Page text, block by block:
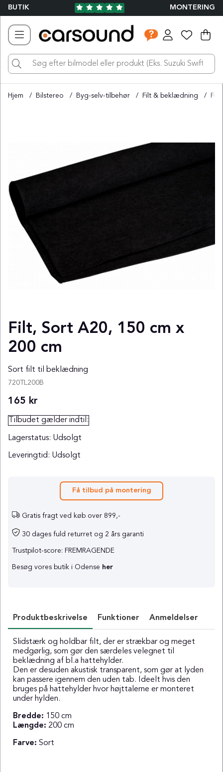
BUTIK MONTERING
.
Hjem Bilstereo Byg-selv-tilbehør Filt & beklædning
Filt, Sort A20, 150 cm x
200 cm
Sort filt til beklædning
720TL200B
165 kr
Tilbudet gælder indtil:
Lagerstatus: Udsolgt
Leveringtid: Udsolgt
Få tilbud på montering
Gratis fragt ved køb over 899,-
30 dages fuld returret og 2 års garanti
Trustpilot-score: FREMRAGENDE
Besøg vores butik i Odense her
Produktbeskrivelse Funktioner Anmeldelser
Slidstærk og holdbar filt, der er strækbar og meget
medgørlig, som gør den særdeles velegnet til
beklædning af bl.a hattehylder.
Den er desuden akustisk transparent, som gør at lyden
kan passere igennem den uden tab. Ideelt hvis den
bruges på hattehylder hvor højttalerne er monteret
under hylden.
Bredde: 150 cm
Længde: 200 cm
Farve: Sort